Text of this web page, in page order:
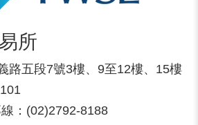
所
路五段7號3樓、9至12樓、15樓
：(02)2792-8188